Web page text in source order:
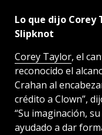
Lo que dijo Corey
Slipknot
Corey Taylor, el
reconocido el
Crahan al
crédito a Clown”,
“Su imaginación,
ayudado a dar